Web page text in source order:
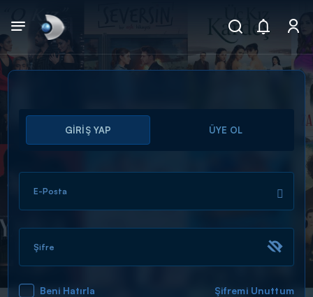
Arama
ARAMA SONUÇLARI
GİRİŞ YAP ÜYE OL
E-Posta
Şifre
Beni Hatırla Şifremi Unuttum